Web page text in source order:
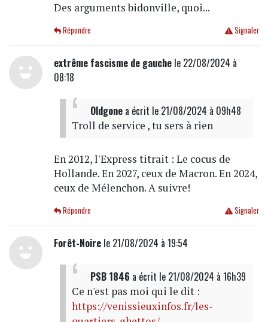
Des arguments bidonville, quoi...
Signaler
Répondre
extrême fascisme de gauchele 22/08/2024 à
08:18
Oldgonea écrit le 21/08/2024 à 09h48
Troll de service , tu sers à rien
En 2012, l'Express titrait : Le cocus de
Hollande. En 2027, ceux de Macron. En 2024,
ceux de Mélenchon. A suivre!
Signaler
Répondre
Forêt-Noirele 21/08/2024 à 19:54
PSB 1846 a écrit le 21/08/2024 à 16h39
Ce n'est pas moi qui le dit :
https://venissieuxinfos.fr/les-